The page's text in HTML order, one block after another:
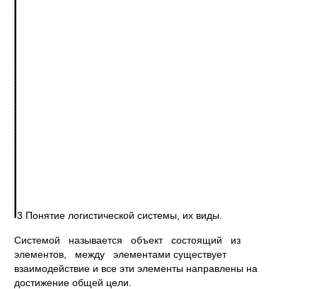
3 Понятие логистической системы, их виды.
Системой называется объект состоящий из
элементов, между элементами существует
взаимодействие и все эти элементы направлены на
достижение общей цели.